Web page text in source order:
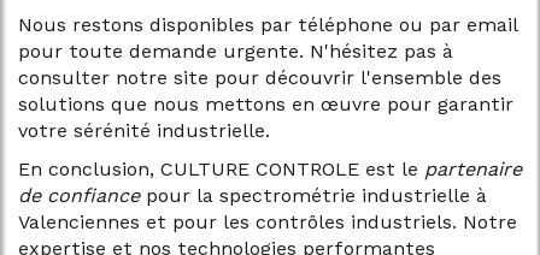
Nous restons disponibles par téléphone ou par email
pour toute demande urgente. N'hésitez pas à
consulter notre site pour découvrir l'ensemble des
solutions que nous mettons en œuvre pour garantir
votre sérénité industrielle.
En conclusion, CULTURE CONTROLE est le partenaire
de confiancepour la spectrométrie industrielle à
Valenciennes et pour les contrôles industriels. Notre
expertise et nos technologies performantes